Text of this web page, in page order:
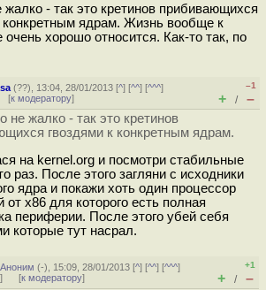
жалко - так это кретинов прибивающихся
конкретным ядрам. Жизнь вообще к
очень хорошо относится. Как-то так, по
(??), 13:04, 28/01/2013 [^] [^^] [^^^]
[к модератору]
–1
+ / –
не жалко - так это кретинов
гвоздями к конкретным ядрам.
на kernel.org и посмотри стабильные
раз. После этого загляни с исходники
ядра и покажи хоть один процессор
от х86 для которого есть полная
периферии. После этого убей себя
которые тут насрал.
,Аноним (-), 15:09, 28/01/2013 [^] [^^] [^^^]
] [к модератору]
+1
+ / –